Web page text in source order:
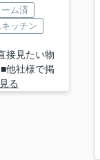
ーム済
ッチン
接見たい物
他社様で掲
る